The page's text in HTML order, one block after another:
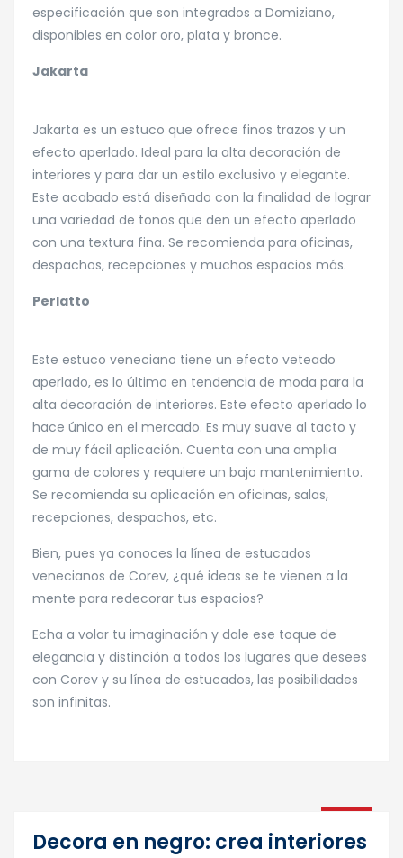
especificación que son integrados a Domiziano,
disponibles en color oro, plata y bronce.
Jakarta
Jakarta es un estuco que ofrece finos trazos y un
efecto aperlado. Ideal para la alta decoración de
interiores y para dar un estilo exclusivo y elegante.
Este acabado está diseñado con la finalidad de lograr
una variedad de tonos que den un efecto aperlado
con una textura fina. Se recomienda para oficinas,
despachos, recepciones y muchos espacios más.
Perlatto
Este estuco veneciano tiene un efecto veteado
aperlado, es lo último en tendencia de moda para la
alta decoración de interiores. Este efecto aperlado lo
hace único en el mercado. Es muy suave al tacto y
de muy fácil aplicación. Cuenta con una amplia
gama de colores y requiere un bajo mantenimiento.
Se recomienda su aplicación en oficinas, salas,
recepciones, despachos, etc.
Bien, pues ya conoces la línea de estucados
venecianos de Corev, ¿qué ideas se te vienen a la
mente para redecorar tus espacios?
Echa a volar tu imaginación y dale ese toque de
elegancia y distinción a todos los lugares que desees
con Corev y su línea de estucados, las posibilidades
son infinitas.
Mar
Decora en negro: crea interiores